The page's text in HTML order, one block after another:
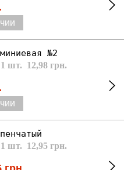
№2
шт. 12,98 грн.
шт. 12,95 грн.